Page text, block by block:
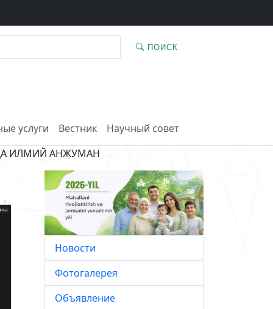
ПОИСК
услуги Вестник
Научный совет
ИЛМИЙ AНЖУМAН
Новости
Фотогалерея
Объявление